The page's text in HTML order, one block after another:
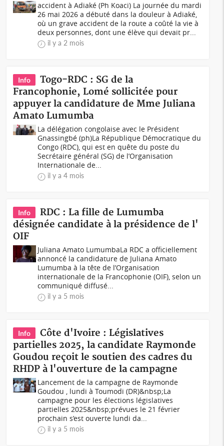
accident à Adiaké (Ph Koaci) La journée du mardi
26 mai 2026 a débuté dans la douleur à Adiaké,
où un grave accident de la route a coûté la vie à
deux personnes, dont une élève qui devait pr...
il y a 2 mois
Info
Togo-RDC : SG de la
Francophonie, Lomé sollicitée pour
appuyer la candidature de Mme Juliana
Amato Lumumba
La délégation congolaise avec le Président
Gnassingbé (ph)La République Démocratique du
Congo (RDC), qui est en quête du poste du
Secrétaire général (SG) de l’Organisation
Internationale de...
il y a 4 mois
Info
RDC : La fille de Lumumba
désignée candidate à la présidence de l'
OIF
Juliana Amato LumumbaLa RDC a officiellement
annoncé la candidature de Juliana Amato
Lumumba à la tête de l’Organisation
internationale de la Francophonie (OIF), selon un
communiqué diffusé...
il y a 5 mois
Info
Côte d'Ivoire : Législatives
partielles 2025, la candidate Raymonde
Goudou reçoit le soutien des cadres du
RHDP à l'ouverture de la campagne
Lancement de la campagne de Raymonde
Goudou , lundi à Toumodi (DR)&nbsp;La
campagne pour les élections législatives
partielles 2025&nbsp;prévues le 21 février
prochain s’est ouverte lundi da...
il y a 5 mois